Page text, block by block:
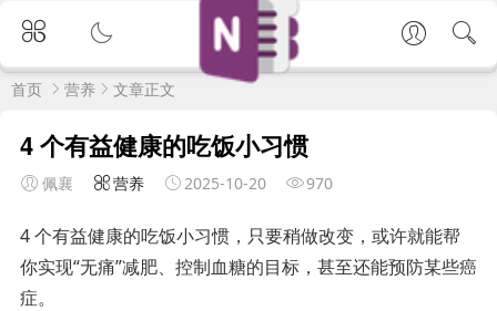
首页 营养 文章正文
4 个有益健康的吃饭小习惯
佩襄 营养 2025-10-20 970
4 个有益健康的吃饭小习惯，只要稍做改变，或许就能帮
你实现“无痛”减肥、控制血糖的目标，甚至还能预防某些癌
症。